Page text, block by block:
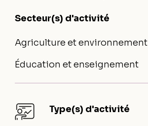
Secteur(s) d'activité
Agriculture et environnement
Éducation et enseignement
Type(s) d'activité